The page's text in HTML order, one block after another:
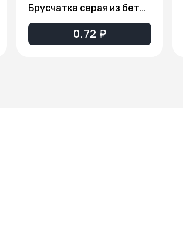
Брусчатка серая из бетона ТП003
0.72 ₽